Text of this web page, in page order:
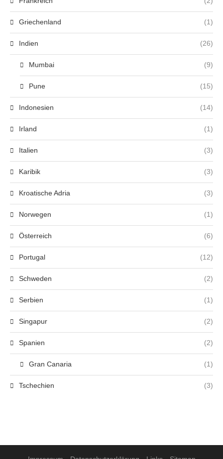
Griechenland (1)
Indien (26)
Mumbai (9)
Pune (15)
Indonesien (14)
Irland (1)
Italien (3)
Karibik (3)
Kroatische Adria (3)
Norwegen (1)
Österreich (6)
Portugal (12)
Schweden (2)
Serbien (1)
Singapur (2)
Spanien (2)
Gran Canaria (1)
Tschechien (3)